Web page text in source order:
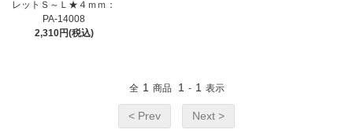
レットＳ～Ｌ★４ｍｍ：
PA-14008
2,310円(税込)
全 1 商品 1 - 1 表示
< Prev Next >